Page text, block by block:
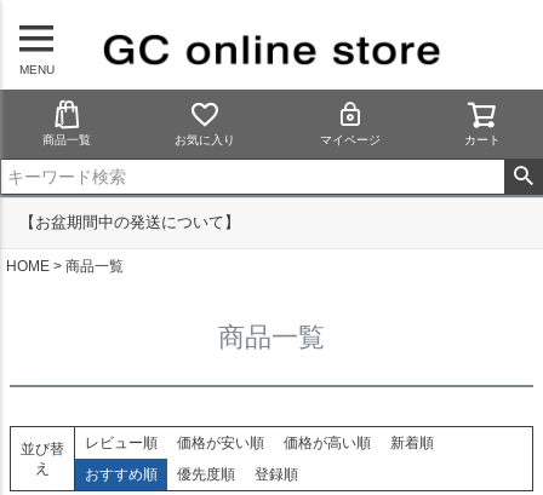
MENU
商品一覧 お気に入り マイページ カート
【お盆期間中の発送について】
HOME 商品一覧
商品一覧
並び替
え
レビュー順 価格が安い順 価格が高い順
新着順
おすすめ順
優先度順 登録順